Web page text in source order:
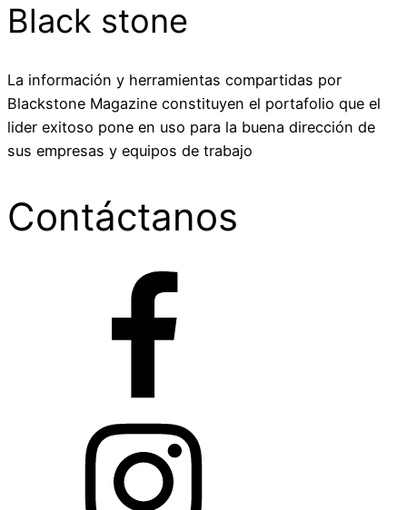
Black stone
La información y herramientas compartidas por
Blackstone Magazine constituyen el portafolio que el
lider exitoso pone en uso para la buena dirección de
sus empresas y equipos de trabajo
Contáctanos